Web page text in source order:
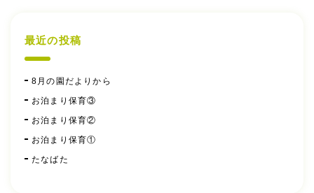
最近の投稿
8月の園だよりから
お泊まり保育③
お泊まり保育②
お泊まり保育①
たなばた